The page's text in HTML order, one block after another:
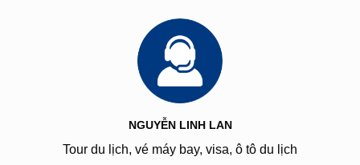
NGUYỄN LINH LAN
Tour du lịch, vé máy bay, visa, ô tô du lịch